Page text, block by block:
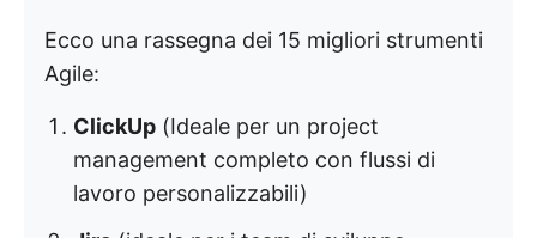
Ecco una rassegna dei 15 migliori strumenti
Agile:
ClickUp (Ideale per un project
management completo con flussi di
lavoro personalizzabili)